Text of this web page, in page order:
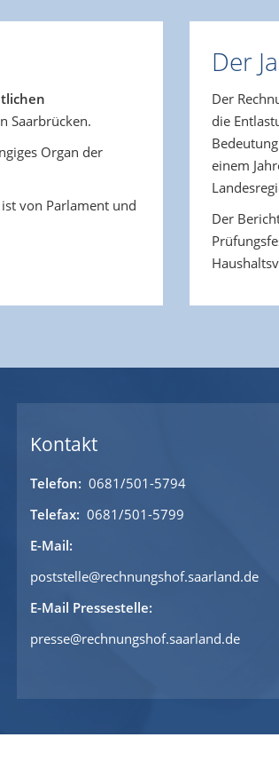
Saarbrücken.
Organ der
von Parlament und
Der
Der
die
einem
Der
Kontakt
Telefon: 0681/501-5794
Telefax: 0681/501-5799
E-Mail:
poststelle@rechnungshof.saarland.de
E-Mail Pressestelle:
presse@rechnungshof.saarland.de